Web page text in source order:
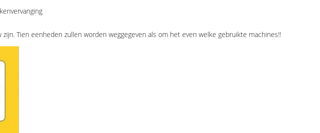
Tien eenheden zullen worden weggegeven als om het even welke gebruikte machines!!